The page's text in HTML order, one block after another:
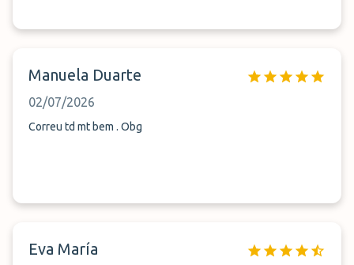
Manuela Duarte
02/07/2026
Correu td mt bem . Obg
Eva María